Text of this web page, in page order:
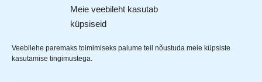
Meie veebileht kasutab
küpsiseid
Veebilehe paremaks toimimiseks palume teil nõustuda meie küpsiste
kasutamise tingimustega.
® materjal muudab toote ilmastikukindlaks.
Softshell materjal on praktiline,
pehmest kihist, mis tagab soojuse,
välispind on vastupidav ja ilmastikukindel ning nende vahele